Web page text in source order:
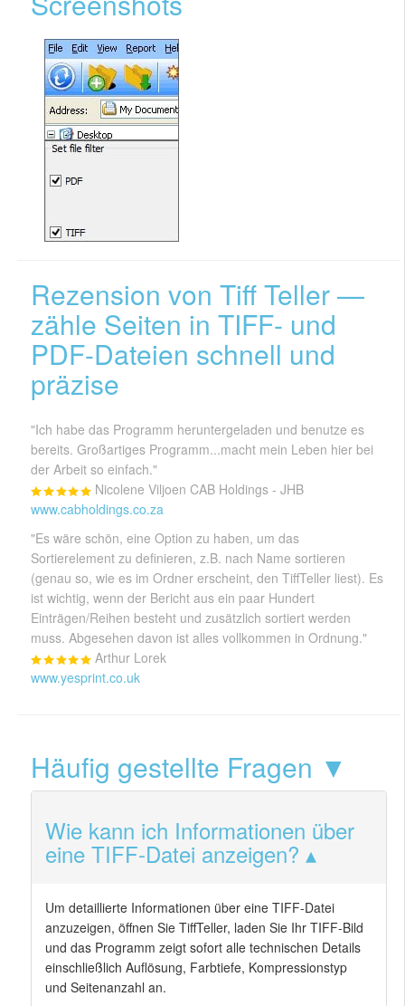
Rezension von Tiff Teller —
zähle Seiten in TIFF- und
PDF-Dateien schnell und
präzise
"Ich habe das Programm heruntergeladen und benutze es
bereits. Großartiges Programm...macht mein Leben hier bei
der Arbeit so einfach."
Nicolene Viljoen CAB Holdings - JHB
www.cabholdings.co.za
"Es wäre schön, eine Option zu haben, um das
Sortierelement zu definieren, z.B. nach Name sortieren
(genau so, wie es im Ordner erscheint, den TiffTeller liest). Es
ist wichtig, wenn der Bericht aus ein paar Hundert
Einträgen/Reihen besteht und zusätzlich sortiert werden
muss. Abgesehen davon ist alles vollkommen in Ordnung."
Arthur Lorek
www.yesprint.co.uk
Häufig gestellte Fragen ▼
Wie kann ich Informationen über
eine TIFF-Datei anzeigen?
Um detaillierte Informationen über eine TIFF-Datei
anzuzeigen, öffnen Sie TiffTeller, laden Sie Ihr TIFF-Bild
und das Programm zeigt sofort alle technischen Details
einschließlich Auflösung, Farbtiefe, Kompressionstyp
und Seitenanzahl an.